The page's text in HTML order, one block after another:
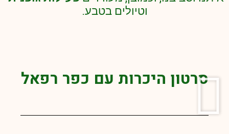
וטיולים בטבע.
סרטון היכרות עם כפר רפאל